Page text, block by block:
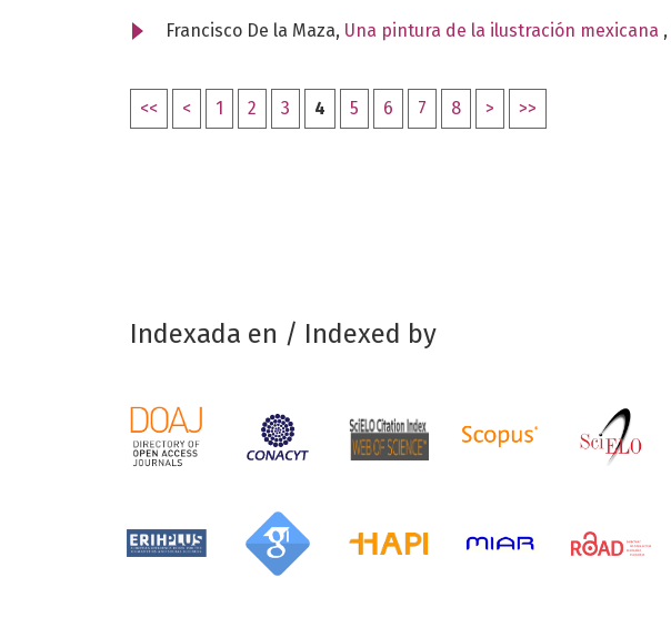
Francisco De la Maza, Una pintura de la ilustración mexicana ,
<< < 1 2 3 4 5 6 7 8 > >>
Indexada en / Indexed by